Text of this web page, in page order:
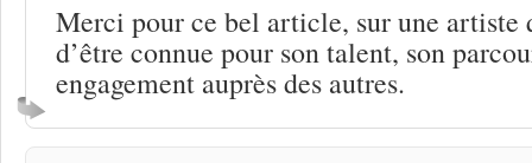
Merci pour ce bel article, sur une
d’être connue pour son talent, son
engagement auprès des autres.